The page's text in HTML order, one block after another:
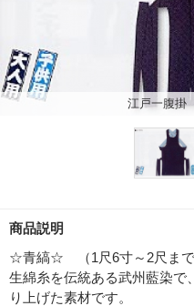
江戸一腹掛
商品説明
☆青縞☆ （1尺6寸～2尺まで
生綿糸を伝統ある武州藍染で
り上げた素材です。